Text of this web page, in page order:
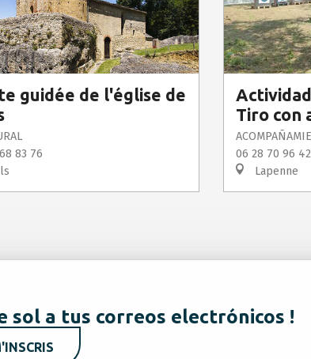
guidée de l'église de
83 76
Tiro con
06 28 70 96 42
Lapenne
sol a tus correos electrónicos !